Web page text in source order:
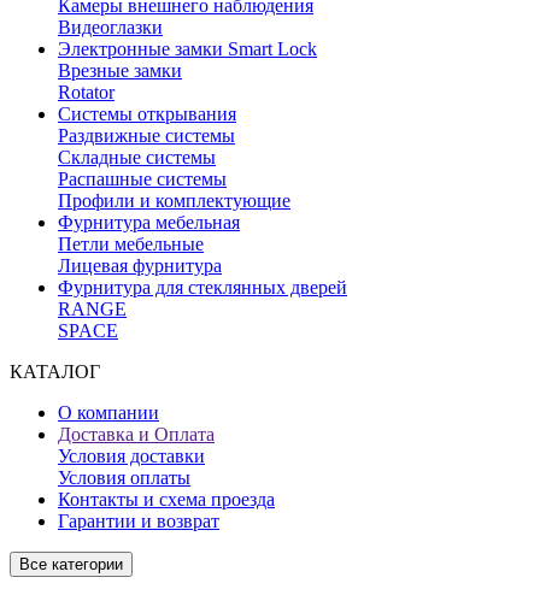
Камеры внешнего наблюдения
Видеоглазки
Электронные замки Smart Lock
Врезные замки
Rotator
Системы открывания
Раздвижные системы
Складные системы
Распашные системы
Профили и комплектующие
Фурнитура мебельная
Петли мебельные
Лицевая фурнитура
Фурнитура для стеклянных дверей
RANGE
SPACE
КАТАЛОГ
О компании
Доставка и Оплата
Условия доставки
Условия оплаты
Контакты и схема проезда
Гарантии и возврат
Все категории